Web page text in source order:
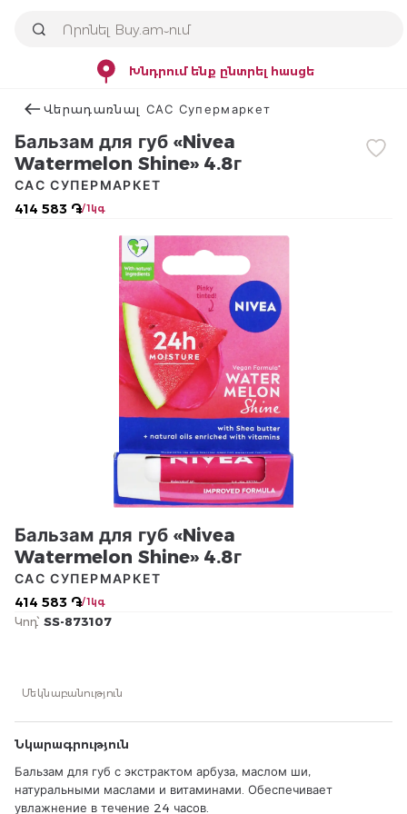
Խնդրում ենք ընտրել հասցե
Վերադառնալ САС Супермаркет
Бальзам для губ «Nivea
Watermelon Shine» 4.8г
414 583 ֏/ 1կգ
САС СУПЕРМАРКЕТ
Бальзам для губ «Nivea
Watermelon Shine» 4.8г
414 583 ֏/ 1կգ
САС СУПЕРМАРКЕТ
Կոդ՝ SS-873107
Մեկնաբանություն
Նկարագրություն
Бальзам для губ с экстрактом арбуза, маслом ши,
натуральными маслами и витаминами. Обеспечивает
увлажнение в течение 24 часов.